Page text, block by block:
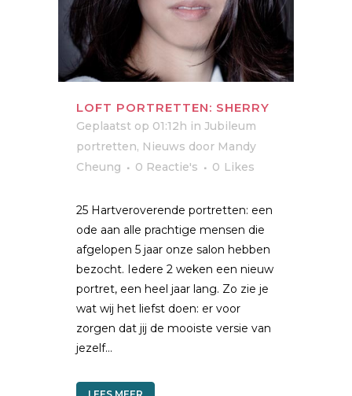
LOFT PORTRETTEN: SHERRY
Geplaatst op 01:12h in Jubileum
portretten, Nieuws door Mandy
Cheung
0 Reactie's 0 Likes
25 Hartveroverende portretten: een
ode aan alle prachtige mensen die
afgelopen 5 jaar onze salon hebben
bezocht. Iedere 2 weken een nieuw
portret, een heel jaar lang. Zo zie je
wat wij het liefst doen: er voor
zorgen dat jij de mooiste versie van
jezelf...